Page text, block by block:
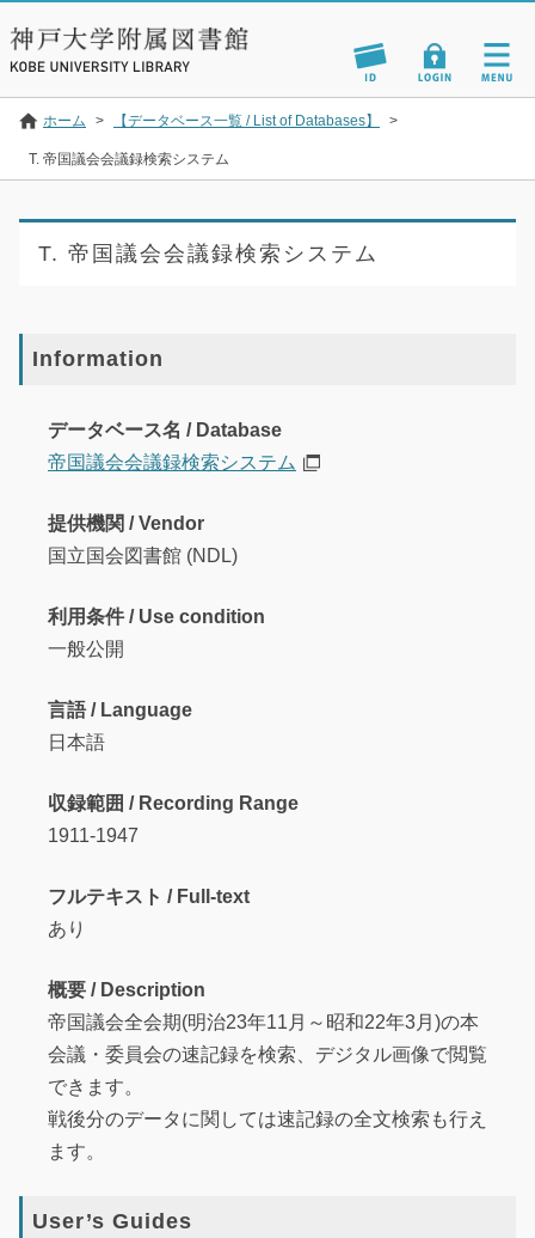
ホーム > 【データベース一覧 / List of Databases】 >
T. 帝国議会会議録検索システム
T. 帝国議会会議録検索システム
Information
データベース名 / Database
帝国議会会議録検索システム
提供機関 / Vendor
国立国会図書館 (NDL)
利用条件 / Use condition
一般公開
言語 / Language
日本語
収録範囲 / Recording Range
1911-1947
フルテキスト / Full-text
あり
概要 / Description
帝国議会全会期(明治23年11月～昭和22年3月)の本
会議・委員会の速記録を検索、デジタル画像で閲覧
できます。
戦後分のデータに関しては速記録の全文検索も行え
ます。
User’s Guides